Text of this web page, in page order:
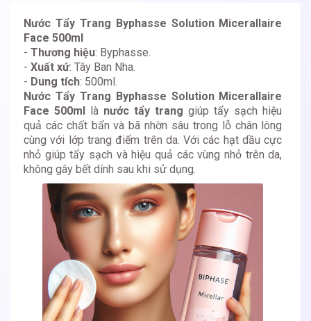
Nước Tẩy Trang Byphasse Solution Micerallaire
Face 500ml
- Thương hiệu: Byphasse.
- Xuất xứ: Tây Ban Nha.
- Dung tích: 500ml.
Nước Tẩy Trang Byphasse Solution Micerallaire
Face 500ml
là nước tẩy trang giúp tẩy sạch hiệu
quả các chất bẩn và bã nhờn sâu trong lỗ chân lông
cùng với lớp trang điểm trên da. Với các hạt dầu cực
nhỏ giúp tẩy sạch và hiệu quả các vùng nhỏ trên da,
không gây bết dính sau khi sử dụng.